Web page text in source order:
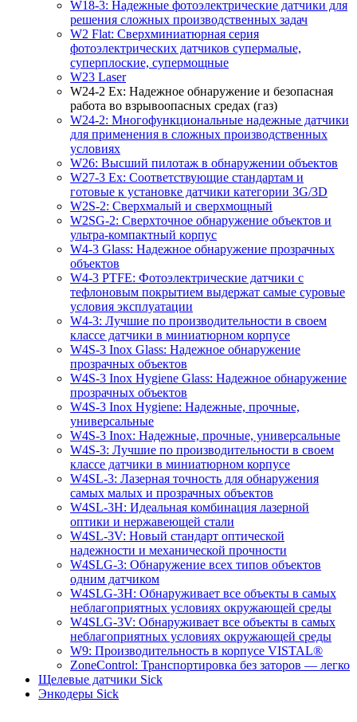
W18-3: Надежные фотоэлектрические датчики для
решения сложных производственных задач
W2 Flat: Сверхминиатюрная серия
фотоэлектрических датчиков супермалые,
суперплоские, супермощные
W23 Laser
W24-2 Ex: Надежное обнаружение и безопасная
работа во взрывоопасных средах (газ)
W24-2: Многофункциональные надежные датчики
для применения в сложных производственных
условиях
W26: Высший пилотаж в обнаружении объектов
W27-3 Ex: Соответствующие стандартам и
готовые к установке датчики категории 3G/3D
W2S-2: Сверхмалый и сверхмощный
W2SG-2: Сверхточное обнаружение объектов и
ультра-компактный корпус
W4-3 Glass: Надежное обнаружение прозрачных
объектов
W4-3 PTFE: Фотоэлектрические датчики с
тефлоновым покрытием выдержат самые суровые
условия эксплуатации
W4-3: Лучшие по производительности в своем
классе датчики в миниатюрном корпусе
W4S-3 Inox Glass: Надежное обнаружение
прозрачных объектов
W4S-3 Inox Hygiene Glass: Надежное обнаружение
прозрачных объектов
W4S-3 Inox Hygiene: Надежные, прочные,
универсальные
W4S-3 Inox: Надежные, прочные, универсальные
W4S-3: Лучшие по производительности в своем
классе датчики в миниатюрном корпусе
W4SL-3: Лазерная точность для обнаружения
самых малых и прозрачных объектов
W4SL-3H: Идеальная комбинация лазерной
оптики и нержавеющей стали
W4SL-3V: Новый стандарт оптической
надежности и механической прочности
W4SLG-3: Обнаружение всех типов объектов
одним датчиком
W4SLG-3H: Обнаруживает все объекты в самых
неблагоприятных условиях окружающей среды
W4SLG-3V: Обнаруживает все объекты в самых
неблагоприятных условиях окружающей среды
W9: Производительность в корпусе VISTAL®
ZoneControl: Транспортировка без заторов — легко
Щелевые датчики Sick
Энкодеры Sick